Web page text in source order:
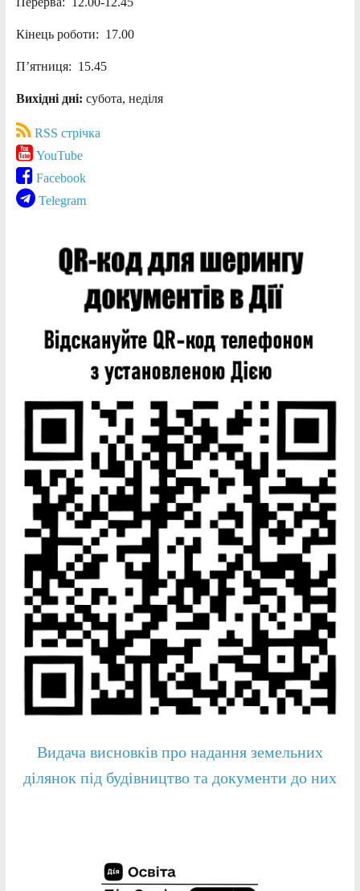
Кінець роботи: 17.00
П’ятниця: 15.45
Вихідні дні: субота, неділя
RSS стрічка
YouTube
Facebook
Telegram
Видача висновків про надання земельних
ділянок під будівництво та документи до них